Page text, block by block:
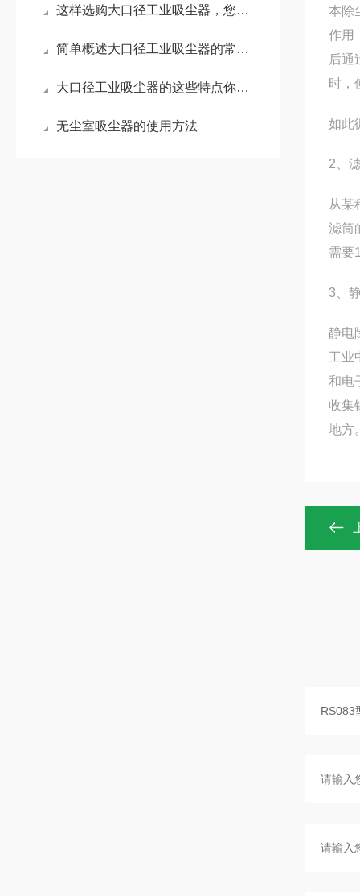
这样选购大口径工业吸尘器，您是否真的满意了？
简单概述大口径工业吸尘器的常见故障及排查方法
大口径工业吸尘器的这些特点你都了解吗？
无尘室吸尘器的使用方法
本除
作用
后通
时，
如此
2、
从某
滤筒
需要
3、
静电
工业
和电
收集
地方